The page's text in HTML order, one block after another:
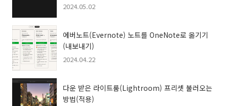
2024.05.02
에버노트(Evernote) 노트를 OneNote로 옮기기
(내보내기)
2024.04.22
다운 받은 라이트룸(Lightroom) 프리셋 불러오는
방법(적용)